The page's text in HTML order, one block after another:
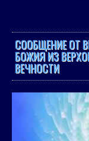
СООБЩЕНИЕ ОТ
БОЖИЯ ИЗ
ВЕЧНОСТИ